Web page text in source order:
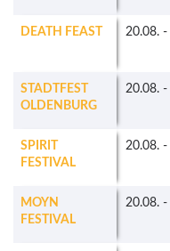
DEATH FEAST 20.08. -
STADTFEST
OLDENBURG
20.08. -
SPIRIT
FESTIVAL
20.08. -
MOYN
FESTIVAL
20.08. -